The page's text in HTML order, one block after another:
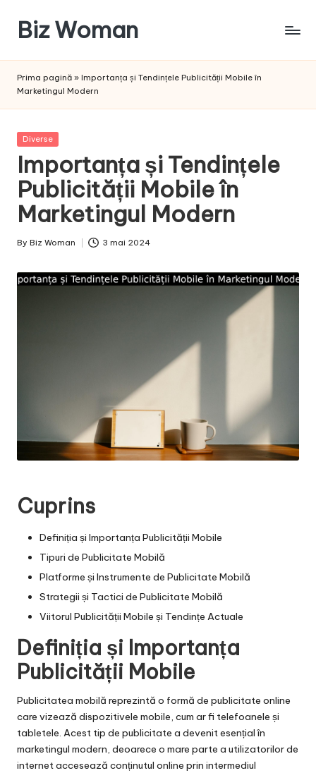
content
Biz Woman
succesul
Prima pagină » Importanța și Tendințele Publicității Mobile în
Marketingul Modern
Posted
Diverse
Importanța și Tendințele
Publicității Mobile în
Marketingul Modern
Posted
By Biz Woman 3 mai 2024
Cuprins
Definiția și Importanța Publicității Mobile
Tipuri de Publicitate Mobilă
Platforme și Instrumente de Publicitate Mobilă
Strategii și Tactici de Publicitate Mobilă
Viitorul Publicității Mobile și Tendințe Actuale
Definiția și Importanța
Publicității Mobile
Publicitatea mobilă reprezintă o formă de publicitate online
care vizează dispozitivele mobile, cum ar fi telefoanele și
tabletele. Acest tip de publicitate a devenit esențial în
marketingul modern, deoarece o mare parte a utilizatorilor de
internet accesează conținutul online prin intermediul